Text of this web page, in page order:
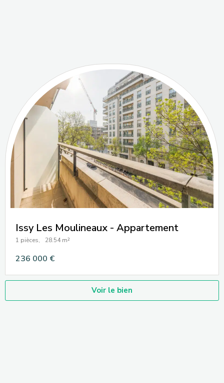
Issy Les Moulineaux - Appartement
1 pièces, 28.54 m²
236 000 €
Voir le bien